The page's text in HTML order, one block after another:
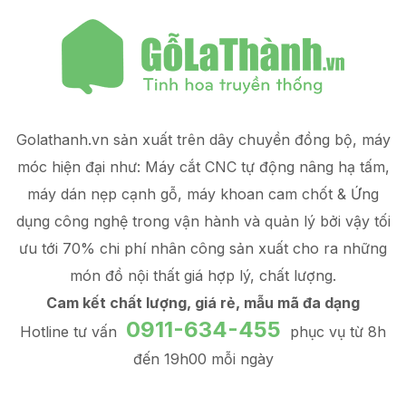
Golathanh.vn sản xuất trên dây chuyền đồng bộ, máy
móc hiện đại như: Máy cắt CNC tự động nâng hạ tấm,
máy dán nẹp cạnh gỗ, máy khoan cam chốt & Ứng
dụng công nghệ trong vận hành và quản lý bởi vậy tối
ưu tới 70% chi phí nhân công sản xuất cho ra những
món đồ nội thất giá hợp lý, chất lượng.
Cam kết chất lượng, giá rẻ, mẫu mã đa dạng
Hotline tư vấn 0911-634-455 phục vụ từ 8h
đến 19h00 mỗi ngày